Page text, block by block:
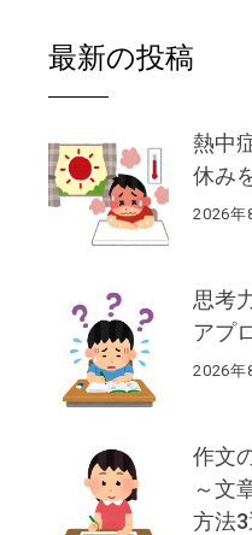
最新の投稿
熱中
休み
2026年
思考
アプ
2026年
作文
～文
方法3